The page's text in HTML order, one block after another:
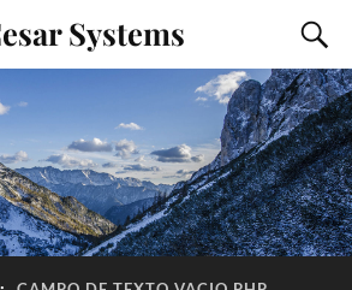
Systems